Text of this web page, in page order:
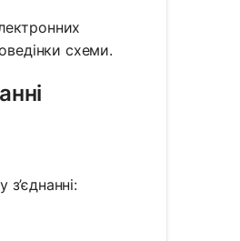
схеми.
+ \frac{1}{R_2} +